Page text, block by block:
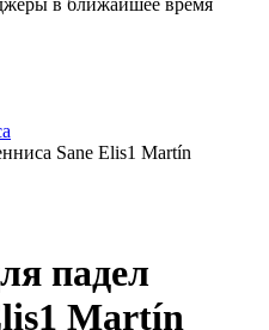
в ближайшее время
Sane Elis1 Martín
падел
Martín